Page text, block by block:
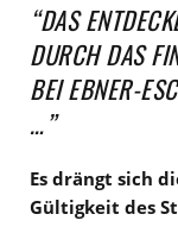
“DAS
DURCH DAS
BEI EBNER-
…”
Es drängt sich
Gültigkeit des